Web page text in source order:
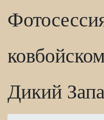
Дикий